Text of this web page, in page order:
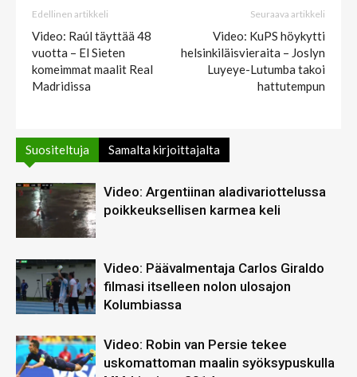
Edellinen artikkeli
Video: Raúl täyttää 48
vuotta – El Sieten
komeimmat maalit Real
Madridissa
Seuraava artikkeli
Video: KuPS höykytti
helsinkiläisvieraita – Joslyn
Luyeye-Lutumba takoi
hattutempun
Suositeltuja Samalta kirjoittajalta
Video: Argentiinan aladivariottelussa
poikkeuksellisen karmea keli
Video: Päävalmentaja Carlos Giraldo
filmasi itselleen nolon ulosajon
Kolumbiassa
Video: Robin van Persie tekee
uskomattoman maalin syöksypuskulla